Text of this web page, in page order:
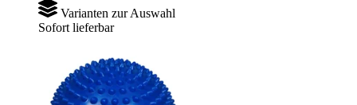
Varianten zur Auswahl
Sofort lieferbar